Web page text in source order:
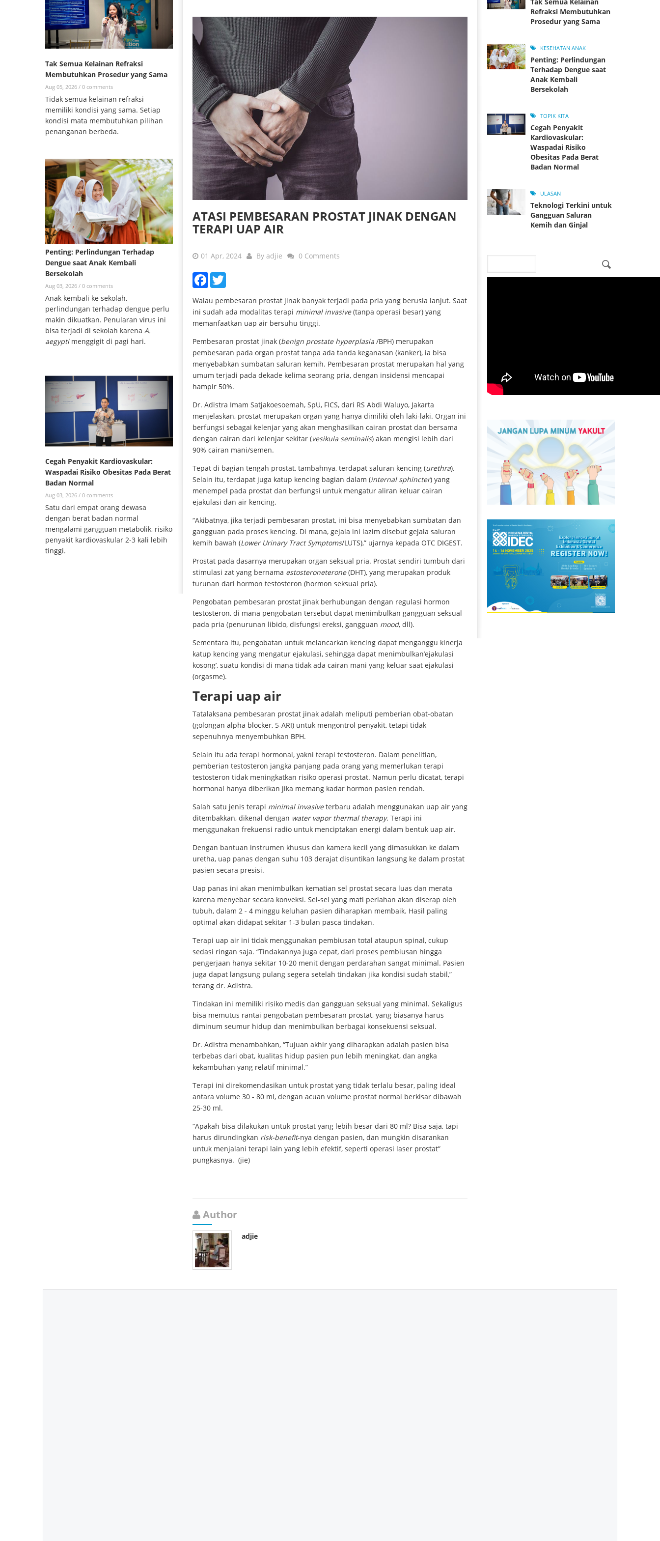
ATASI PEMBESARAN PROSTAT JINAK DENGAN
TERAPI UAP AIR
01 Apr, 2024 By adjie 0 Comments
Facebook
Walau pembesaran prostat jinak banyak terjadi pada pria yang berusia lanjut. Saat
ini sudah ada modalitas terapi minimal invasive(tanpa operasi besar) yang
memanfaatkan uap air bersuhu tinggi.
Pembesaran prostat jinak (benign prostate hyperplasia /BPH) merupakan
pembesaran pada organ prostat tanpa ada tanda keganasan (kanker), ia bisa
menyebabkan sumbatan saluran kemih. Pembesaran prostat merupakan hal yang
umum terjadi pada dekade kelima seorang pria, dengan insidensi mencapai
hampir 50%.
Dr. Adistra Imam Satjakoesoemah, SpU, FICS, dari RS Abdi Waluyo, Jakarta
menjelaskan, prostat merupakan organ yang hanya dimiliki oleh laki-laki. Organ ini
berfungsi sebagai kelenjar yang akan menghasilkan cairan prostat dan bersama
dengan cairan dari kelenjar sekitar (vesikula seminalis) akan mengisi lebih dari
90% cairan mani/semen.
Tepat di bagian tengah prostat, tambahnya, terdapat saluran kencing (urethra).
Selain itu, terdapat juga katup kencing bagian dalam (internal sphincter) yang
menempel pada prostat dan berfungsi untuk mengatur aliran keluar cairan
ejakulasi dan air kencing.
“Akibatnya, jika terjadi pembesaran prostat, ini bisa menyebabkan sumbatan dan
gangguan pada proses kencing. Di mana, gejala ini lazim disebut gejala saluran
kemih bawah (Lower Urinary Tract Symptoms/LUTS),” ujarnya kepada OTC DIGEST.
Prostat pada dasarnya merupakan organ seksual pria. Prostat sendiri tumbuh dari
stimulasi zat yang bernama estosteroneterone(DHT), yang merupakan produk
turunan dari hormon testosteron (hormon seksual pria).
Pengobatan pembesaran prostat jinak berhubungan dengan regulasi hormon
testosteron, di mana pengobatan tersebut dapat menimbulkan gangguan seksual
pada pria (penurunan libido, disfungsi ereksi, gangguan mood, dll).
Sementara itu, pengobatan untuk melancarkan kencing dapat menganggu kinerja
katup kencing yang mengatur ejakulasi, sehingga dapat menimbulkan’ejakulasi
kosong’, suatu kondisi di mana tidak ada cairan mani yang keluar saat ejakulasi
(orgasme).
Terapi uap air
Tatalaksana pembesaran prostat jinak adalah meliputi pemberian obat-obatan
(golongan alpha blocker, 5-ARI) untuk mengontrol penyakit, tetapi tidak
sepenuhnya menyembuhkan BPH.
Selain itu ada terapi hormonal, yakni terapi testosteron. Dalam penelitian,
pemberian testosteron jangka panjang pada orang yang memerlukan terapi
testosteron tidak meningkatkan risiko operasi prostat. Namun perlu dicatat, terapi
hormonal hanya diberikan jika memang kadar hormon pasien rendah.
Salah satu jenis terapi minimal invasiveterbaru adalah menggunakan uap air yang
ditembakkan, dikenal dengan water vapor thermal therapy. Terapi ini
menggunakan frekuensi radio untuk menciptakan energi dalam bentuk uap air.
Dengan bantuan instrumen khusus dan kamera kecil yang dimasukkan ke dalam
uretha, uap panas dengan suhu 103 derajat disuntikan langsung ke dalam prostat
pasien secara presisi.
Uap panas ini akan menimbulkan kematian sel prostat secara luas dan merata
karena menyebar secara konveksi. Sel-sel yang mati perlahan akan diserap oleh
tubuh, dalam 2 - 4 minggu keluhan pasien diharapkan membaik. Hasil paling
optimal akan didapat sekitar 1-3 bulan pasca tindakan.
Terapi uap air ini tidak menggunakan pembiusan total ataupun spinal, cukup
sedasi ringan saja. “Tindakannya juga cepat, dari proses pembiusan hingga
pengerjaan hanya sekitar 10-20 menit dengan perdarahan sangat minimal. Pasien
juga dapat langsung pulang segera setelah tindakan jika kondisi sudah stabil,”
terang dr. Adistra.
Tindakan ini memiliki risiko medis dan gangguan seksual yang minimal. Sekaligus
bisa memutus rantai pengobatan pembesaran prostat, yang biasanya harus
diminum seumur hidup dan menimbulkan berbagai konsekuensi seksual.
Dr. Adistra menambahkan, “Tujuan akhir yang diharapkan adalah pasien bisa
terbebas dari obat, kualitas hidup pasien pun lebih meningkat, dan angka
kekambuhan yang relatif minimal.”
Terapi ini direkomendasikan untuk prostat yang tidak terlalu besar, paling ideal
antara volume 30 - 80 ml, dengan acuan volume prostat normal berkisar dibawah
25-30 ml.
“Apakah bisa dilakukan untuk prostat yang lebih besar dari 80 ml? Bisa saja, tapi
harus dirundingkan risk-benefit-nya dengan pasien, dan mungkin disarankan
untuk menjalani terapi lain yang lebih efektif, seperti operasi laser prostat”
pungkasnya. (jie)
Author
adjie
Tak Semua Kelainan Refraksi
Membutuhkan Prosedur yang Sama
Aug 05, 2026 / 0 comments
Tidak semua kelainan refraksi
memiliki kondisi yang sama. Setiap
kondisi mata membutuhkan pilihan
penanganan berbeda.
Penting: Perlindungan Terhadap
Dengue saat Anak Kembali
Bersekolah
Aug 03, 2026 / 0 comments
Anak kembali ke sekolah,
perlindungan terhadap dengue perlu
makin dikuatkan. Penularan virus ini
bisa terjadi di sekolah karena A.
aegyptimenggigit di pagi hari.
Cegah Penyakit Kardiovaskular:
Waspadai Risiko Obesitas Pada Berat
Badan Normal
Aug 03, 2026 / 0 comments
Satu dari empat orang dewasa
dengan berat badan normal
mengalami gangguan metabolik, risiko
penyakit kardiovaskular 2-3 kali lebih
tinggi.
Refraksi Membutuhkan
Prosedur yang Sama
KESEHATAN ANAK
Penting: Perlindungan
Terhadap Dengue saat
Anak Kembali
Bersekolah
TOPIK KITA
Cegah Penyakit
Kardiovaskular:
Waspadai Risiko
Obesitas Pada Berat
Badan Normal
ULASAN
Teknologi Terkini untuk
Gangguan Saluran
Kemih dan Ginjal